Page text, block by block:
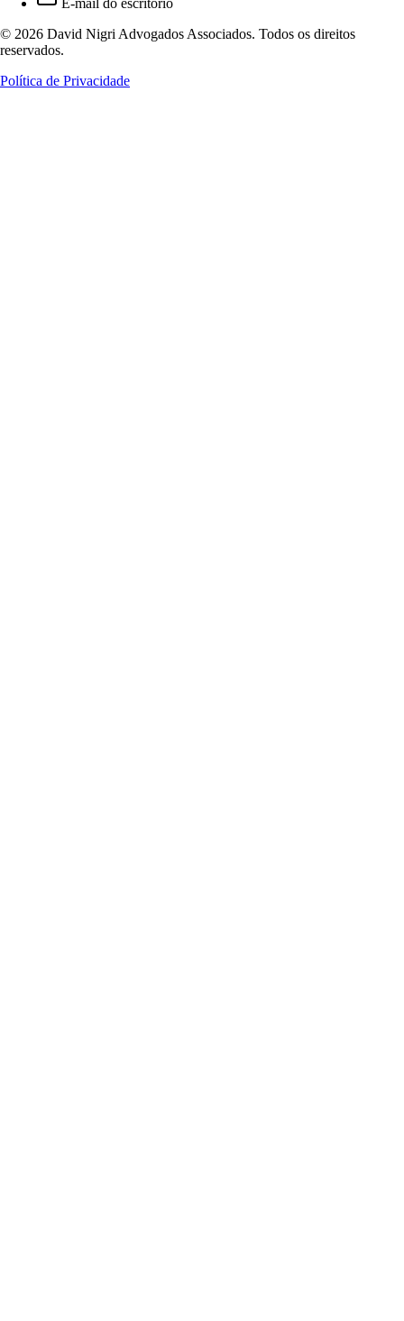
E-mail do escritório
© 2026 David Nigri Advogados Associados. Todos os direitos
reservados.
Política de Privacidade